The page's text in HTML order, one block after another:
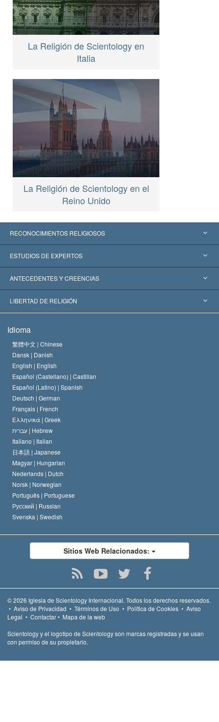
La Religión de Scientology en
Italia
La Religión de Scientology en el
Reino Unido
RECONOCIMIENTOS RELIGIOSOS
Estados Unidos
Reconocimientos Mundiales
Decisiones Históricas
ESTUDIOS DE EXPERTOS
Informes de Expertos por Categoría
Destacados Expertos Mundiales
ANTECEDENTES Y CREENCIAS
L. Ronald Hubbard
El Credo de la Iglesia de Scientology
El Código de un Scientologist
David Miscavige
LIBERTAD DE RELIGIÓN
Estándares de los Derechos Humanos Internacionales
Proclamación sobre la Religión
Idioma
繁體中文 | Chinese
Dansk | Danish
English | English
Español (Castellano) | Castilian
Español (Latino) | Spanish
Deutsch | German
Français | French
Ελληνικά | Greek
עברית | Hebrew
Italiano | Italian
日本語 | Japanese
Magyar | Hungarian
Nederlands | Dutch
Norsk | Norwegian
Português | Portuguese
Русский | Russian
Svenska | Swedish
Sitios Web Relacionados:
© 2026 Iglesia de Scientology Internacional. Todos los derechos reservados.
• Aviso de Privacidad • Términos de Uso • Política de Cookies • Aviso
Legal • Contactar• Mapa de la web
Scientology y el logotipo de Scientology son marcas registradas y se usan
con permiso de su propietario.